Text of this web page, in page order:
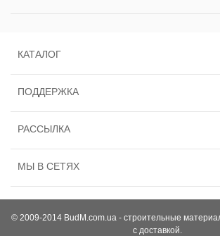
КАТАЛОГ
ПОДДЕРЖКА
РАССЫЛКА
МЫ В СЕТЯХ
© 2009-2014 BudM.com.ua - строительные
с доставкой.